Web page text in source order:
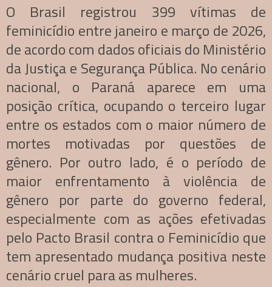
O Brasil registrou 399 vítimas de
feminicídio entre janeiro e março de 2026,
de acordo com dados oficiais do Ministério
da Justiça e Segurança Pública. No cenário
nacional, o Paraná aparece em uma
posição crítica, ocupando o terceiro lugar
entre os estados com o maior número de
mortes motivadas por questões de
gênero. Por outro lado, é o período de
maior enfrentamento à violência de
gênero por parte do governo federal,
especialmente com as ações efetivadas
pelo Pacto Brasil contra o Feminicídio que
tem apresentado mudança positiva neste
cenário cruel para as mulheres.